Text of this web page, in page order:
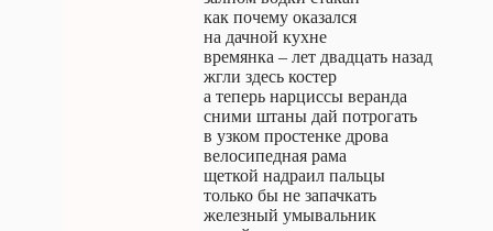
как почему оказался
на дачной кухне
времянка – лет двадцать назад
жгли здесь костер
а теперь нарциссы веранда
сними штаны дай потрогать
в узком простенке дрова
велосипедная рама
щеткой надраил пальцы
только бы не запачкать
железный умывальник